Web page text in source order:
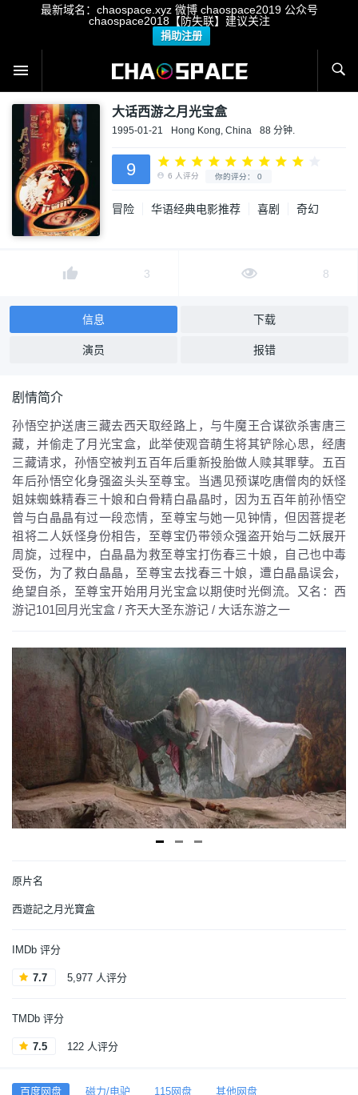
最新域名：chaospace.xyz 微博 chaospace2019 公众号
chaospace2018【防失联】建议关注
捐助注册
大话西游之月光宝盒
1995-01-21 Hong Kong, China 88 分钟.
9
冒险 华语经典电影推荐 喜剧 奇幻
3 8
信息 下载
演员 报错
剧情简介
孙悟空护送唐三藏去西天取经路上，与牛魔王合谋欲杀害唐三
藏，并偷走了月光宝盒，此举使观音萌生将其铲除心思，经唐
三藏请求，孙悟空被判五百年后重新投胎做人赎其罪孽。五百
年后孙悟空化身强盗头头至尊宝。当遇见预谋吃唐僧肉的妖怪
姐妹蜘蛛精春三十娘和白骨精白晶晶时，因为五百年前孙悟空
曾与白晶晶有过一段恋情，至尊宝与她一见钟情，但因菩提老
祖将二人妖怪身份相告，至尊宝仍带领众强盗开始与二妖展开
周旋，过程中，白晶晶为救至尊宝打伤春三十娘，自己也中毒
受伤，为了救白晶晶，至尊宝去找春三十娘，遭白晶晶误会，
绝望自杀，至尊宝开始用月光宝盒以期使时光倒流。又名：西
游记101回月光宝盒 / 齐天大圣东游记 / 大话东游之一
原片名
西遊記之月光寶盒
IMDb 评分
7.7 5,977 人评分
TMDb 评分
7.5 122 人评分
百度网盘 磁力/电驴 115网盘 其他网盘